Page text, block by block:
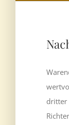
dritter